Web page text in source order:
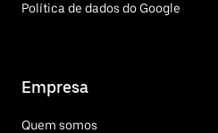
Política de dados do Google
Empresa
Quem somos